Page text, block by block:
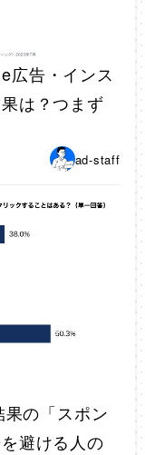
広告・インス
は？つまず
ad-staff
の「スポン
避ける人の